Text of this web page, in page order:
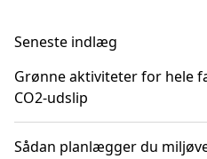
Seneste indlæg
Grønne aktiviteter for hele
CO2-udslip
Sådan planlægger du